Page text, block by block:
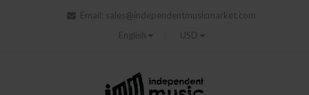
Email:
sales@independentmusicmarket.com
English
USD